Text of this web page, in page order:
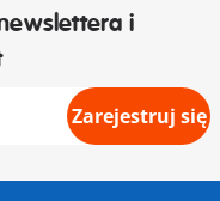
i
Zarejestruj się